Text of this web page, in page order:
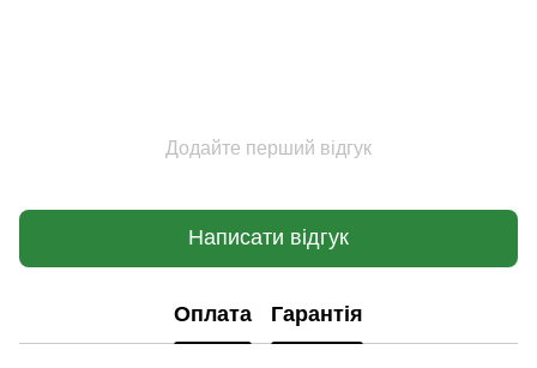
Додайте перший відгук
Написати відгук
Оплата Гарантія